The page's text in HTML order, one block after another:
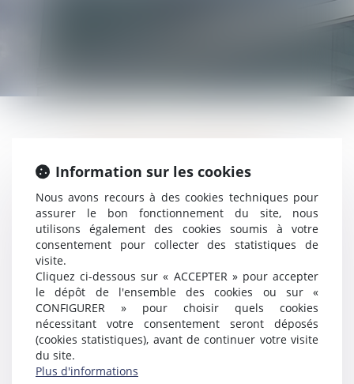
19 Boulevard Alfred Daney
33300 BORDEAUX
Tél : 05 57 19 48 58
Fax : 05 57 19 48 59
N° SIRET : 415 237 353 00024
DIRECTEUR DE LA
PUBLICATION
Information sur les cookies
Nous avons recours à des cookies techniques pour
assurer le bon fonctionnement du site, nous
utilisons également des cookies soumis à votre
consentement pour collecter des statistiques de
visite.
Cliquez ci-dessous sur « ACCEPTER » pour accepter
le dépôt de l'ensemble des cookies ou sur «
CONFIGURER » pour choisir quels cookies
nécessitant votre consentement seront déposés
(cookies statistiques), avant de continuer votre visite
du site.
Plus d'informations